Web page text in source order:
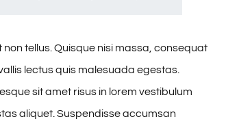
tellus. Quisque nisi massa, consequat
lectus quis malesuada egestas.
sit amet risus in lorem vestibulum
aliquet. Suspendisse accumsan